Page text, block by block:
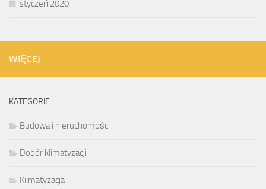
styczeń 2020
WIĘCEJ
KATEGORIE
Budowa i nieruchomości
Dobór klimatyzacji
Kilmatyzacja